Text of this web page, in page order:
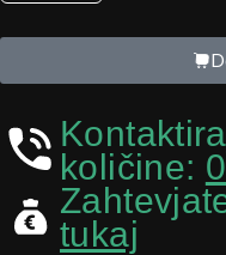
količine:
tukaj